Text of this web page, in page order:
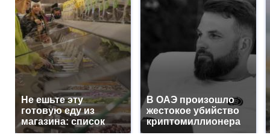
Не ешьте эту
готовую еду из
магазина: список
В ОАЭ произошло
жестокое убийство
криптомиллионера